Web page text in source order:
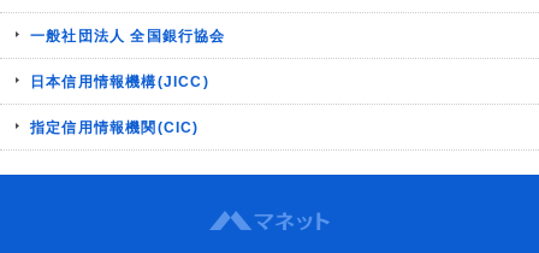
一般社団法人 全国銀行協会
日本信用情報機構(JICC)
指定信用情報機関(CIC)